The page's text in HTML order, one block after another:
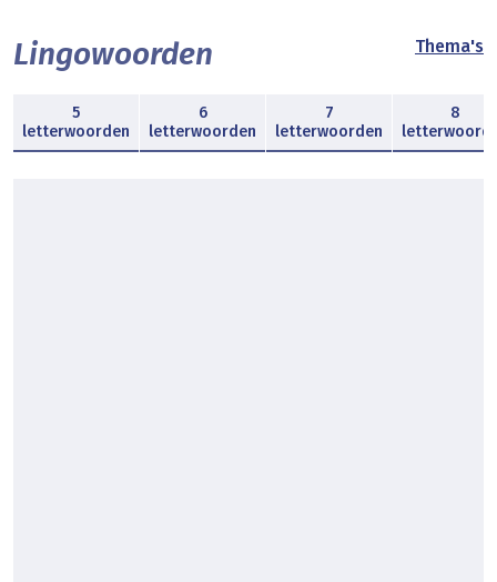
Lingowoorden Thema's
5
letterwoorden
6
letterwoorden
7
letterwoorden
8